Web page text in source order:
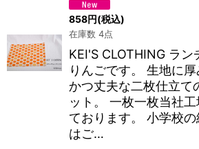
858円(税込)
在庫数 4点
KEI'S CLOTHING ラ
りんごです。 生地に
かつ丈夫な二枚仕立て
ット。 一枚一枚当社
ております。 小学校
はご…